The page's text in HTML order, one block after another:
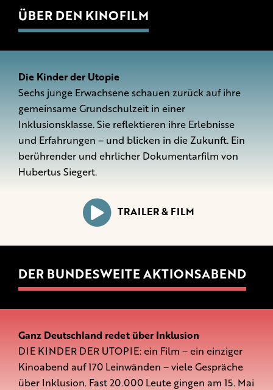
ÜBER DEN KINOFILM
Die Kinder der Utopie
Sechs junge Erwachsene schauen zurück auf ihre
gemeinsame Grundschulzeit in einer
Inklusionsklasse. Sie reflektieren ihre Erlebnisse
und Erfahrungen – und blicken in die Zukunft. Ein
berührender und ehrlicher Dokumentarfilm von
Hubertus Siegert.
TRAILER & FILM
DER BUNDESWEITE AKTIONSABEND
Ganz Deutschland redet über Inklusion
DIE KINDER DER UTOPIE: ein Film – ein einziger
Kinoabend auf 170 Leinwänden – viele Gespräche
über Inklusion. Fast 20.000 Leute gingen am 15. Mai